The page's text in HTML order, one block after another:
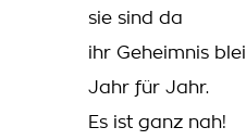
sie sind da
ihr Geheimnis
Jahr für Jahr.
Es ist ganz nah!